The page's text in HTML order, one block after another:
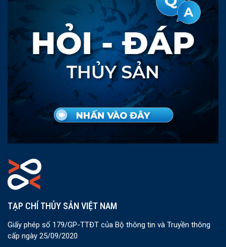
TẠP CHÍ THỦY SẢN VIỆT NAM
Giấy phép số 179/GP-TTĐT của Bộ thông tin và Truyền thông
cấp ngày 25/09/2020